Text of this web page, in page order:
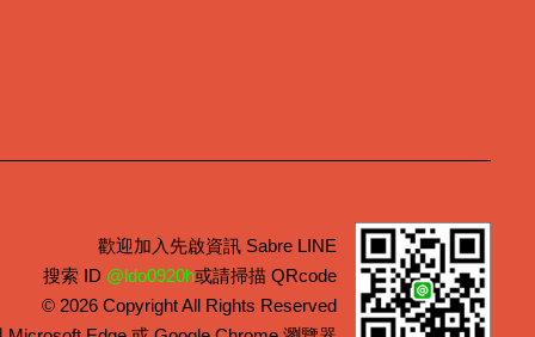
歡迎加入先啟資訊 Sabre LINE
搜索 ID @ldo0920h或請掃描 QRcode
© 2026 Copyright All Rights Reserved